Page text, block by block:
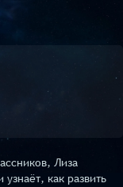
Лиза
как развить